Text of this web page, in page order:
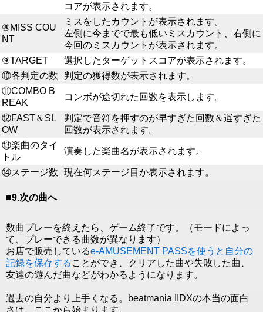
コアが表示されます。
⑧MISS COU
NT
ミスをしたカウントが表示されます。
左側に今までで最も低いミスカウント、右側に
今回のミスカウントが表示されます。
⑨TARGET
選択したターゲットスコアが表示されます。
⑩各判定の数
判定の獲得数が表示されます。
⑪COMBO B
REAK
コンボが途切れた回数を表示します。
⑫FAST＆SL
OW
判定で音符を押すのが早すぎた回数＆遅すぎた
回数が表示されます。
⑬楽曲のタイ
トル
演奏した楽曲名が表示されます。
⑭ステージ数 現在何ステージ目か表示されます。
■9.次の曲へ
数曲プレーを終えたら、ゲーム終了です。（モードによっ
て、プレーできる曲数が異なります）
お店で販売しているe-AMUSEMENT PASSを使うと自分の
記録を保存する ことができ、クリアした曲や失敗した曲、
友達の遊んだ曲などがわかるようになります。
過去の自分より上手くなる。beatmania IIDXの本当の面白
さは、ここから始まります。